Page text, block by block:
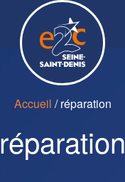
Accueil /réparation
réparation